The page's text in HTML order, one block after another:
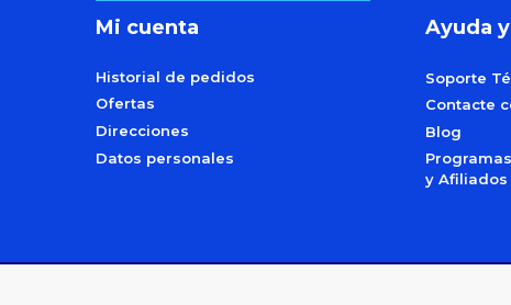
Mi cuenta
Historial de pedidos
Ofertas
Direcciones
Datos personales
Ayuda
Soporte
Contacte
Blog
y Afiliados